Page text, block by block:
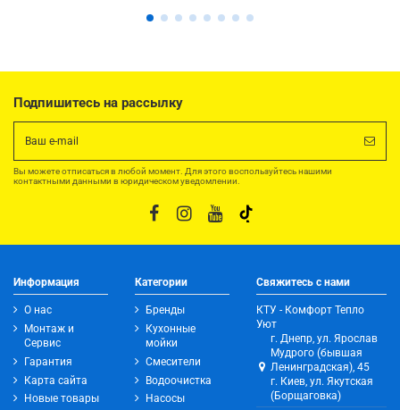
Подпишитесь на рассылку
Вы можете отписаться в любой момент. Для этого воспользуйтесь нашими
контактными данными в юридическом уведомлении.
Информация
О нас
Монтаж и
Сервис
Гарантия
Карта сайта
Новые товары
Категории
Бренды
Кухонные
мойки
Смесители
Водоочистка
Насосы
Свяжитесь с нами
КТУ - Комфорт Тепло
Уют
г. Днепр, ул. Ярослав
Мудрого (бывшая
Ленинградская), 45
г. Киев, ул. Якутская
(Борщаговка)